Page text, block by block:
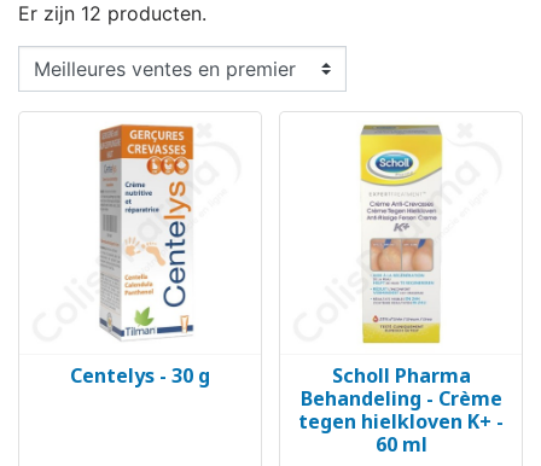
Er zijn 12 producten.
Centelys - 30 g
Scholl Pharma
Behandeling - Crème
tegen hielkloven K+ -
60 ml